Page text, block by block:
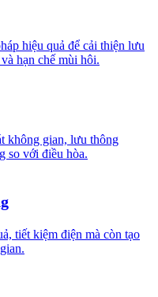
hiệu quả để cải thiện lưu
hạn chế mùi hôi.
không gian, lưu thông
so với điều hòa.
tiết kiệm điện mà còn tạo